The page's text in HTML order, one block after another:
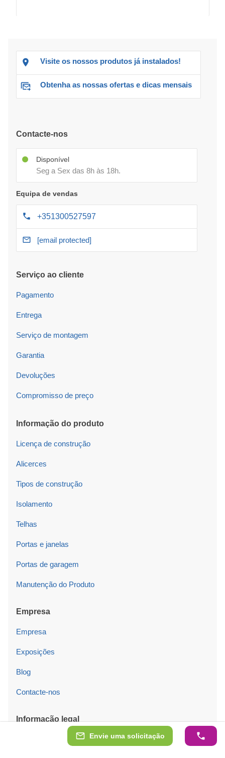
Envie uma solicitação
Visite os nossos produtos já instalados!
Obtenha as nossas ofertas e dicas mensais
Contacte-nos
Disponível
Seg a Sex das 8h às 18h.
Equipa de vendas
+351300527597
[email protected]
Serviço ao cliente
Pagamento
Entrega
Serviço de montagem
Garantia
Devoluções
Compromisso de preço
Informação do produto
Licença de construção
Alicerces
Tipos de construção
Isolamento
Telhas
Portas e janelas
Portas de garagem
Manutenção do Produto
Empresa
Empresa
Exposições
Blog
Contacte-nos
Informação legal
Condições gerais de venda